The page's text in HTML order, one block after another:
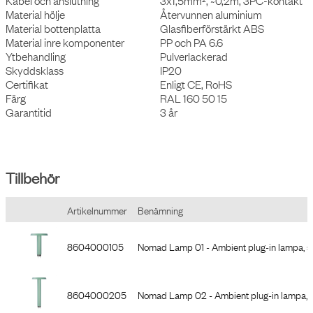
Material hölje
Återvunnen aluminium
Material bottenplatta
Glasfiberförstärkt ABS
Material inre komponenter
PP och PA 6.6
Ytbehandling
Pulverlackerad
Skyddsklass
IP20
Certifikat
Enligt CE, RoHS
Färg
RAL 160 50 15
Garantitid
3 år
Tillbehör
Artikelnummer Benämning
8604000105 Nomad Lamp 01 - Ambient plug-in lampa,
8604000205 Nomad Lamp 02 - Ambient plug-in lampa,